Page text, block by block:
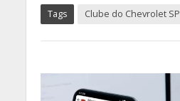
Tags Clube do Chevrolet SP